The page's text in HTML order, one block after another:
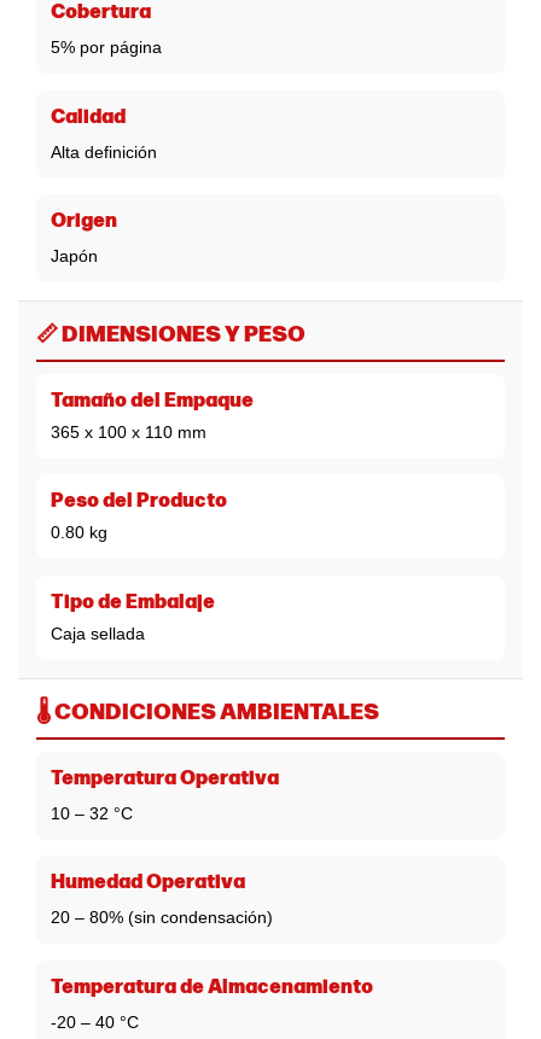
Cobertura
5% por página
Calidad
Alta definición
Origen
Japón
📏 DIMENSIONES Y PESO
Tamaño del Empaque
365 x 100 x 110 mm
Peso del Producto
0.80 kg
Tipo de Embalaje
Caja sellada
🌡️ CONDICIONES AMBIENTALES
Temperatura Operativa
10 – 32 °C
Humedad Operativa
20 – 80% (sin condensación)
Temperatura de Almacenamiento
-20 – 40 °C